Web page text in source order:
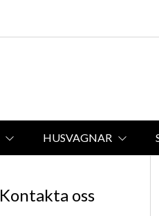
HUSVAGNAR
Kontakta oss